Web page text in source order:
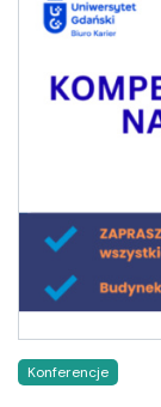
Konferencje